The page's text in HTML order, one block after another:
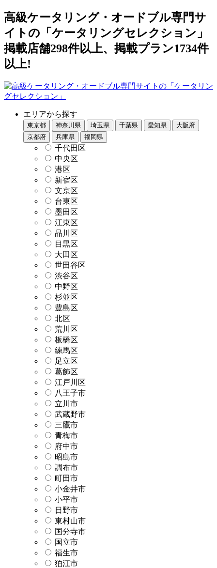
高級ケータリング・オードブル専門サ
イトの「ケータリングセレクション」
掲載店舗298件以上、掲載プラン1734件
以上!
エリアから探す
東京都 神奈川県 埼玉県 千葉県 愛知県
大阪府
京都府
兵庫県 福岡県
千代田区
中央区
港区
新宿区
文京区
台東区
墨田区
江東区
品川区
目黒区
大田区
世田谷区
渋谷区
中野区
杉並区
豊島区
北区
荒川区
板橋区
練馬区
足立区
葛飾区
江戸川区
八王子市
立川市
武蔵野市
三鷹市
青梅市
府中市
昭島市
調布市
町田市
小金井市
小平市
日野市
東村山市
国分寺市
国立市
福生市
狛江市